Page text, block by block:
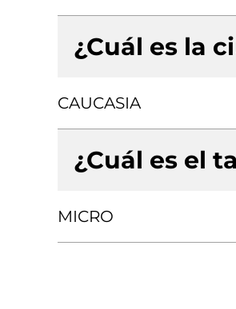
¿Cuál es la
CAUCASIA
¿Cuál es el
MICRO